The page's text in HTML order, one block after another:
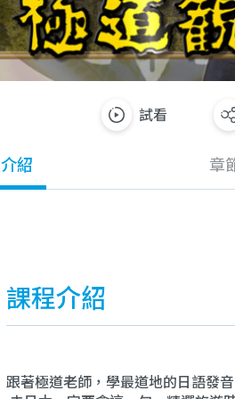
試看
介紹 章
課程介紹
跟著極道老師，學最道地的日語發音